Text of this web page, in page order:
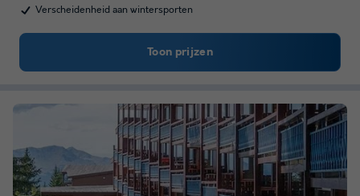
Verscheidenheid aan wintersporten
Toon prijzen